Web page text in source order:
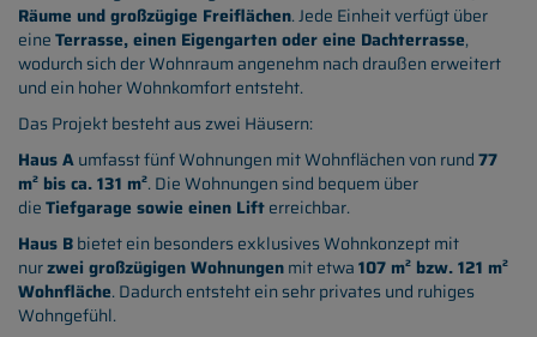
Räume und großzügige Freiflächen. Jede Einheit verfügt über
eineTerrasse, einen Eigengarten oder eine Dachterrasse,
wodurch sich der Wohnraum angenehm nach draußen erweitert
und ein hoher Wohnkomfort entsteht.
Das Projekt besteht aus zwei Häusern:
Haus Aumfasst fünf Wohnungen mit Wohnflächen von rund77
m² bis ca. 131 m². Die Wohnungen sind bequem über
dieTiefgarage sowie einen Lifterreichbar.
Haus Bbietet ein besonders exklusives Wohnkonzept mit
nurzwei großzügigen Wohnungenmit etwa107 m² bzw. 121 m²
Wohnfläche. Dadurch entsteht ein sehr privates und ruhiges
Wohngefühl.